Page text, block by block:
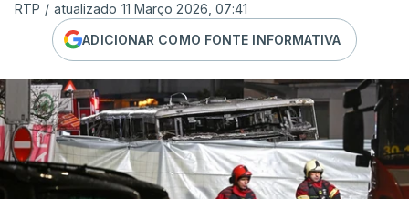
RTP / atualizado 11 Março 2026, 07:41
ADICIONAR COMO FONTE INFORMATIVA